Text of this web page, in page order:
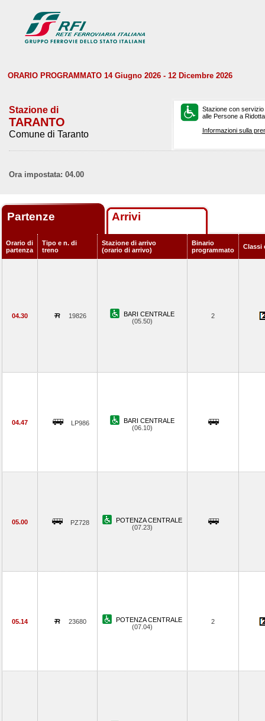
ORARIO PROGRAMMATO 14 Giugno 2026 - 12 Dicembre 2026
Stazione di
TARANTO
Comune di Taranto
Stazione con
alle Persone a
Informazioni sulla
Ora impostata: 04.00
Partenze Arrivi
Orario di
partenza
Tipo e n. di
treno
Stazione di arrivo
(orario di arrivo)
Binario
programmato
Classi
04.30 19826
BARI CENTRALE
(05.50)
2
04.47 LP986
BARI CENTRALE
(06.10)
05.00 PZ728
POTENZA CENTRALE
(07.23)
05.14 23680
POTENZA CENTRALE
(07.04)
2